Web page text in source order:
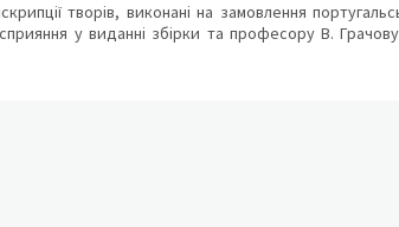
творів, виконані на замовлення
у виданні збірки та професору В.